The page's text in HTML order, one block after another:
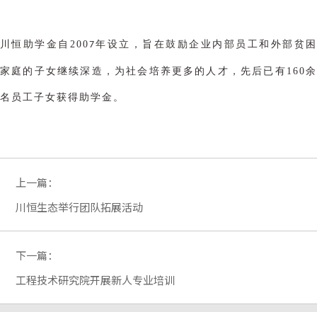
川恒助学金自 2007年设立，旨在鼓励企业内部员工和外部贫困
家庭的子女继续深造，为社会培养更多的人才，先后已有 160余
名员工子女获得助学金。
上一篇：
川恒生态举行团队拓展活动
下一篇：
工程技术研究院开展新人专业培训